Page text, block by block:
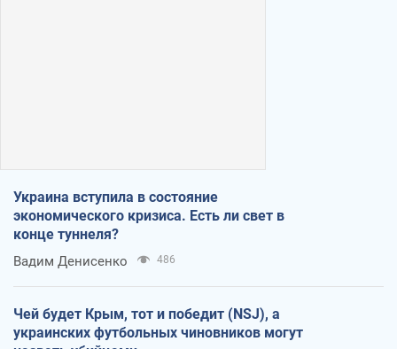
Украина вступила в состояние
экономического кризиса. Есть ли свет в
конце туннеля?
Вадим Денисенко 486
Чей будет Крым, тот и победит (NSJ), а
украинских футбольных чиновников могут